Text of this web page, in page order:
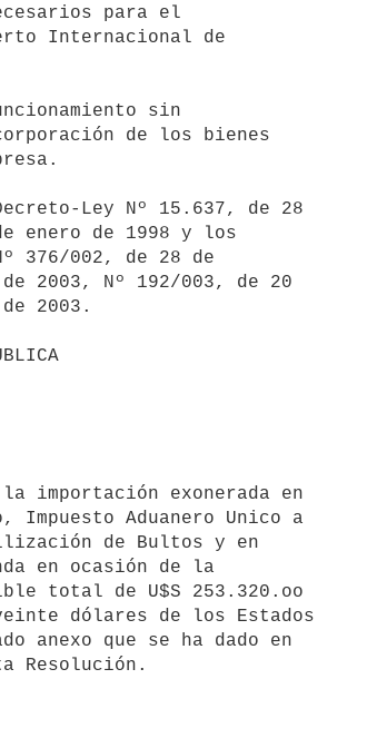
para el
Internacional de
sin
de los bienes
Ley Nº 15.637, de 28
enero de 1998 y los
376/002, de 28 de
2003, Nº 192/003, de 20
2003.
Aduanero Unico a
de Bultos y en
en ocasión de la
total de U$S 253.320.oo
dólares de los Estados
anexo que se ha dado en